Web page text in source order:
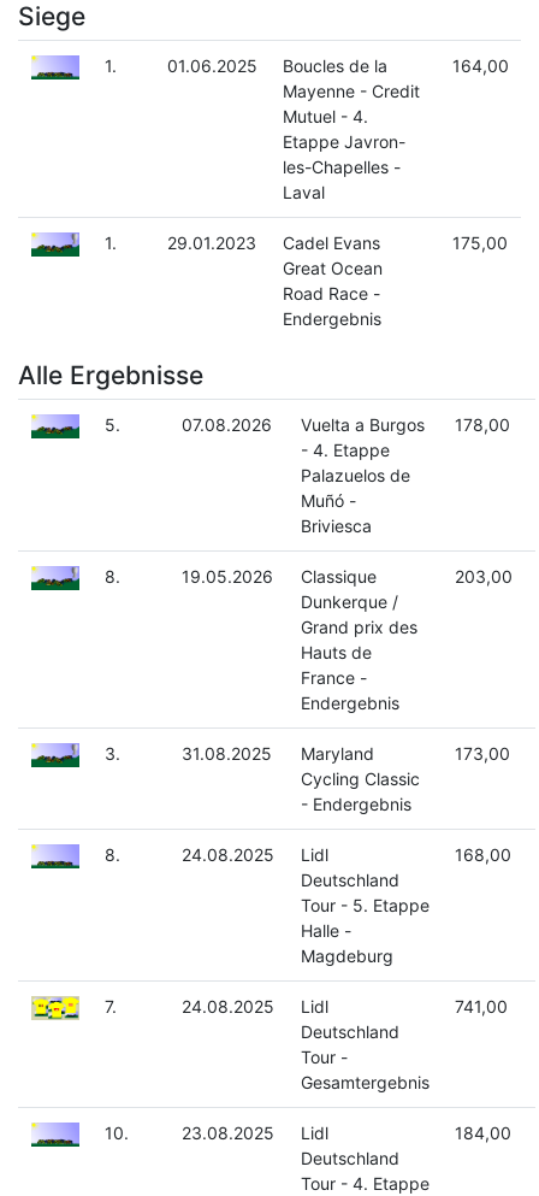
Siege
1. 01.06.2025
Boucles de la
Mayenne - Credit
Mutuel - 4.
Etappe Javron-
les-Chapelles -
Laval
164,00
1. 29.01.2023
Cadel Evans
Great Ocean
Road Race -
Endergebnis
175,00
Alle Ergebnisse
5. 07.08.2026
Vuelta a Burgos
- 4. Etappe
Palazuelos de
Muñó -
Briviesca
178,00
8. 19.05.2026
Classique
Dunkerque /
Grand prix des
Hauts de
France -
Endergebnis
203,00
3. 31.08.2025
Maryland
Cycling Classic
- Endergebnis
173,00
8. 24.08.2025
Lidl
Deutschland
Tour - 5. Etappe
Halle -
Magdeburg
168,00
7. 24.08.2025
Lidl
Deutschland
Tour -
Gesamtergebnis
741,00
10. 23.08.2025
Lidl
Deutschland
Tour - 4. Etappe
184,00